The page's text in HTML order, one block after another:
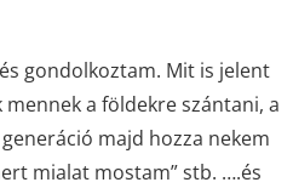
gondolkoztam. Mit is jelent
mennek a földekre szántani, a
majd hozza nekem
mialat mostam” stb. ….és